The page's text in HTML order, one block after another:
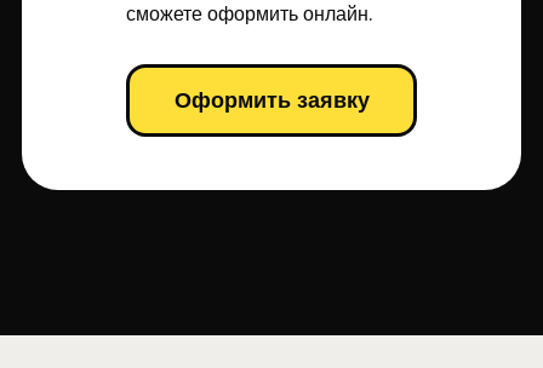
сможете оформить онлайн.
Оформить заявку